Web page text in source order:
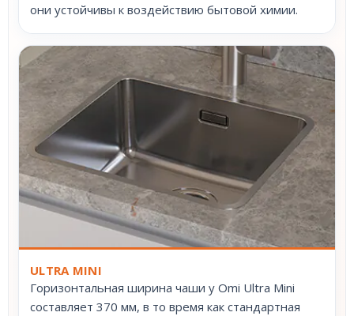
они устойчивы к воздействию бытовой химии.
ULTRA MINI
Горизонтальная ширина чаши у Omi Ultra Mini
составляет 370 мм, в то время как стандартная